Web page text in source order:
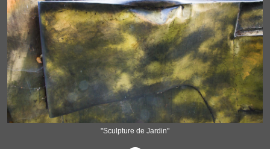
"Sculpture de Jardin"